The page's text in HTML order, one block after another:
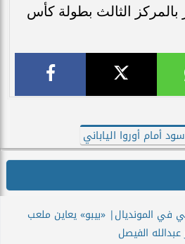
بالمركز الثالث بطولة كأس
أمام أوروا الياباني
في المونديال| «بيبو» يعاين ملعب
عبدالله الفيصل